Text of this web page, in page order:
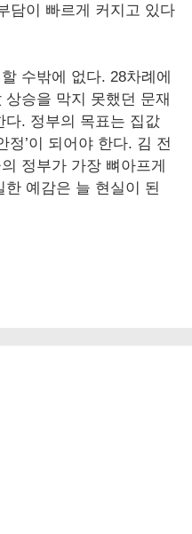
담이 빠르게 커지고 있다
수밖에 없다. 28차례에
승을 막지 못했던 문재
다. 정부의 목표는 집값
정’이 되어야 한다. 김 전
정부가 가장 뼈아프게
예감은 늘 현실이 된